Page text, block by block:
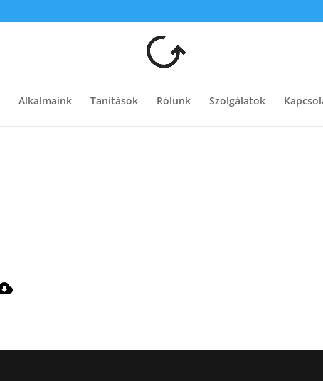
Alkalmaink Tanítások Rólunk Szolgálatok